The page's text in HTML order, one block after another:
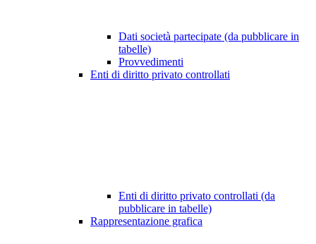
Dati società partecipate (da pubblicare in
tabelle)
Provvedimenti
Enti di diritto privato controllati
Enti di diritto privato controllati (da
pubblicare in tabelle)
Rappresentazione grafica